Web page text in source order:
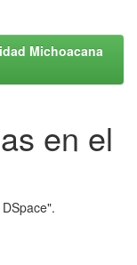
Michoacana
en el